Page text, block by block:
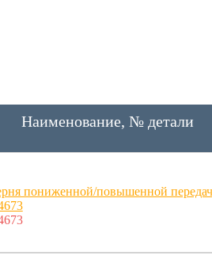
Наименование, № детали
пониженной/повышенной